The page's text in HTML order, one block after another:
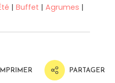
| Buffet | Agrumes |
IMPRIMER PARTAGER